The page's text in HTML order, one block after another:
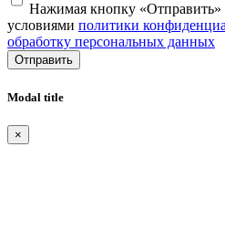
Нажимая кнопку «Отправить»
условиями политики
обработку персональных данных
Отправить
Modal title
×